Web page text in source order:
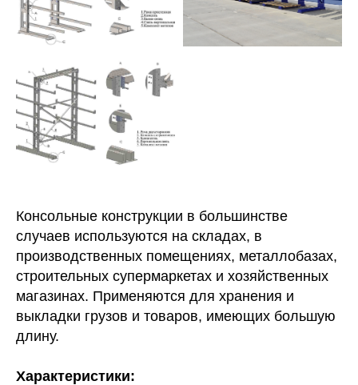
Консольные конструкции в большинстве
случаев используются на складах, в
производственных помещениях, металлобазах,
строительных супермаркетах и хозяйственных
магазинах. Применяются для хранения и
выкладки грузов и товаров, имеющих большую
длину.
Характеристики: